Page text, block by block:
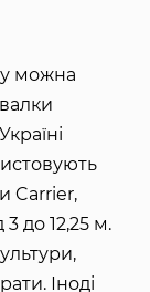
можна
Carrier,
до 12,25 м.
Іноді